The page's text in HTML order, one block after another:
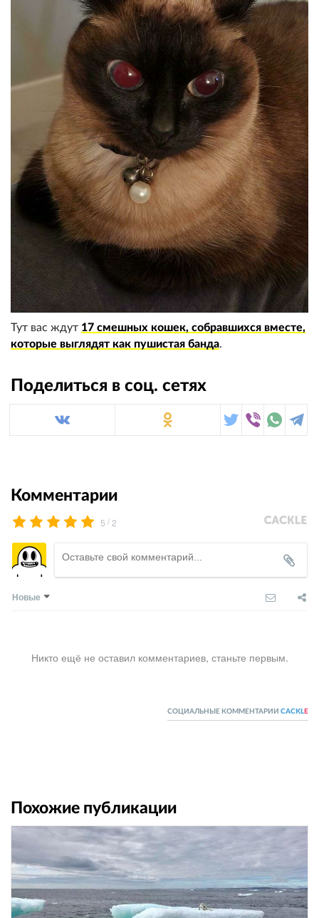
Тут вас ждут 17 смешных кошек, собравшихся вместе,
которые выглядят как пушистая банда.
Поделиться в соц. сетях
Комментарии
5 /2
Новые
Никто ещё не оставил комментариев, станьте первым.
СОЦИАЛЬНЫЕ КОММЕНТАРИИ CACKL E
Похожие публикации